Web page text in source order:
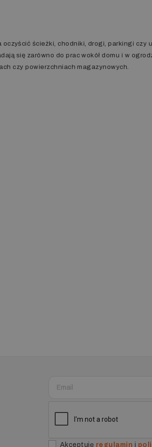
oczyścić ścieżki, chodniki, drogi, parkingi czy
się zarówno do prac wokół domu i w
czy powierzchniach magazynowych.
Akceptuję regulamin i